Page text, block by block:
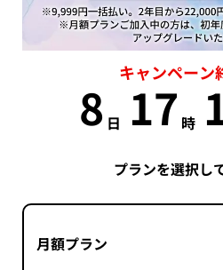
キャンペーン
8 日 17 時
プランを選択し
月額プラン